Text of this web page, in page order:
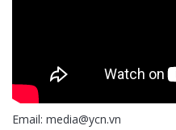
Email: media@ycn.vn